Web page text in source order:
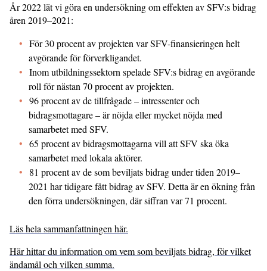
År 2022 lät vi göra en undersökning om effekten av SFV:s bidrag
åren 2019–2021:
För 30 procent av projekten var SFV-finansieringen helt
avgörande för förverkligandet.
Inom utbildningssektorn spelade SFV:s bidrag en avgörande
roll för nästan 70 procent av projekten.
96 procent av de tillfrågade – intressenter och
bidragsmottagare – är nöjda eller mycket nöjda med
samarbetet med SFV.
65 procent av bidragsmottagarna vill att SFV ska öka
samarbetet med lokala aktörer.
81 procent av de som beviljats bidrag under tiden 2019–
2021 har tidigare fått bidrag av SFV. Detta är en ökning från
den förra undersökningen, där siffran var 71 procent.
Läs hela sammanfattningen här.
Här hittar du information om vem som beviljats bidrag, för vilket
ändamål och vilken summa.